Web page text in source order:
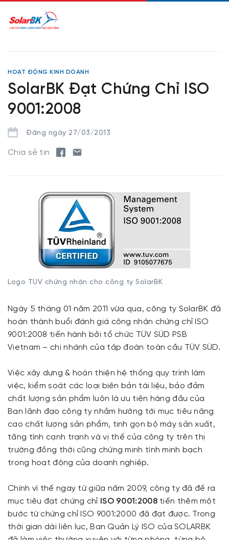
HOẠT ĐỘNG KINH DOANH
SolarBK Đạt Chứng Chỉ ISO
9001:2008
Đăng ngày 27/03/2013
Chia sẻ tin
Logo TUV chứng nhận cho công ty SolarBK
Ngày 5 tháng 01 năm 2011 vừa qua, công ty SolarBK đã
hoàn thành buổi đánh giá công nhận chứng chỉ ISO
9001:2008 tiến hành bởi tổ chức TÜV SÜD PSB
Vietnam – chi nhánh của tập đoàn toàn cầu TÜV SÜD.
Việc xây dựng & hoàn thiện hệ thống quy trình làm
việc, kiểm soát các loại biên bản tài liệu, bảo đảm
chất lượng sản phẩm luôn là ưu tiên hàng đầu của
Ban lãnh đạo công ty nhằm hướng tới mục tiêu nâng
cao chất lượng sản phẩm, tinh gọn bộ máy sản xuất,
tăng tính cạnh trạnh và vị thế của công ty trên thị
trường đồng thời cũng chứng minh tính minh bạch
trong hoạt động của doanh nghiệp.
Chính vì thế ngay từ giữa năm 2009, công ty đã đề ra
mục tiêu đạt chứng chỉ ISO 9001:2008tiến thêm một
bước từ chứng chỉ ISO 9001:2000 đã đạt được. Trong
thời gian dài liên lục, Ban Quản Lý ISO của SOLARBK